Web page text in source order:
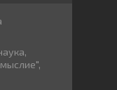
,
,